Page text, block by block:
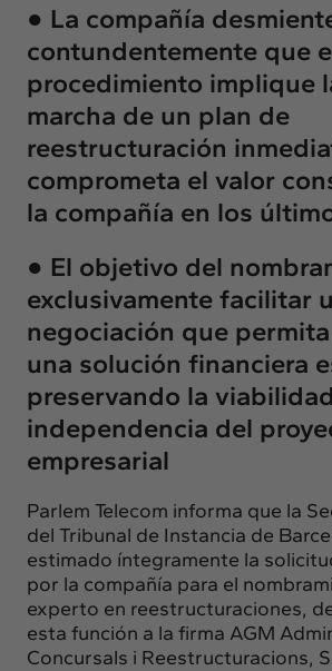
● La compañía
contundentemente que
procedimiento implique
marcha de un plan de
reestructuración
comprometa el valor
la compañía en los
● El objetivo del
exclusivamente facilitar
negociación que
una solución financiera
preservando la
independencia del
empresarial
Parlem Telecom informa que la
del Tribunal de Instancia de
estimado íntegramente la
por la compañía para el
experto en reestructuraciones,
esta función a la firma AGM
Concursals i Reestructuracions,